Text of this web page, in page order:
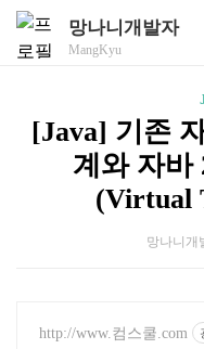
망나니개발자
MangKyu
[Java] 기존
계와 자바
(Virtual
망나니개
http://www.컴스쿨.com